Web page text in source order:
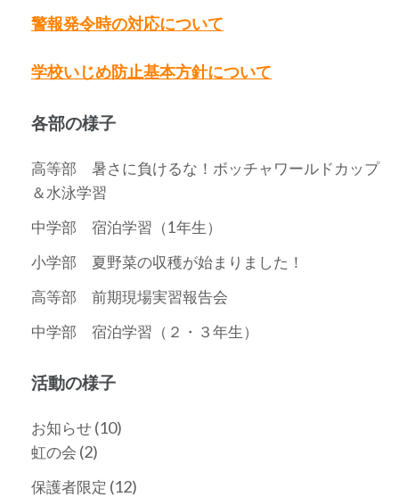
警報発令時の対応について
学校いじめ防止基本方針について
各部の様子
高等部 暑さに負けるな！ボッチャワールドカップ
＆水泳学習
中学部 宿泊学習（1年生）
小学部 夏野菜の収穫が始まりました！
高等部 前期現場実習報告会
中学部 宿泊学習（２・３年生）
活動の様子
お知らせ(10)
虹の会 (2)
保護者限定 (12)